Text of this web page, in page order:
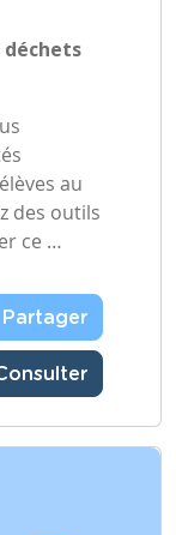
au
des outils
ce …
Partager